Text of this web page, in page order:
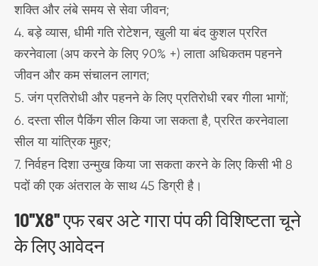
शक्ति और लंबे समय से सेवा जीवन;
4. बड़े व्यास, धीमी गति रोटेशन, खुली या बंद कुशल प्ररित
करनेवाला (अप करने के लिए 90% +) लाता अधिकतम पहनने
जीवन और कम संचालन लागत;
5. जंग प्रतिरोधी और पहनने के लिए प्रतिरोधी रबर गीला भागों;
6. दस्ता सील पैकिंग सील किया जा सकता है, प्ररित करनेवाला
सील या यांत्रिक मुहर;
7. निर्वहन दिशा उन्मुख किया जा सकता करने के लिए किसी भी 8
पदों की एक अंतराल के साथ 45 डिग्री है।
10''X8'' एफ रबर अटे गारा पंप की विशिष्टता चूने
के लिए आवेदन